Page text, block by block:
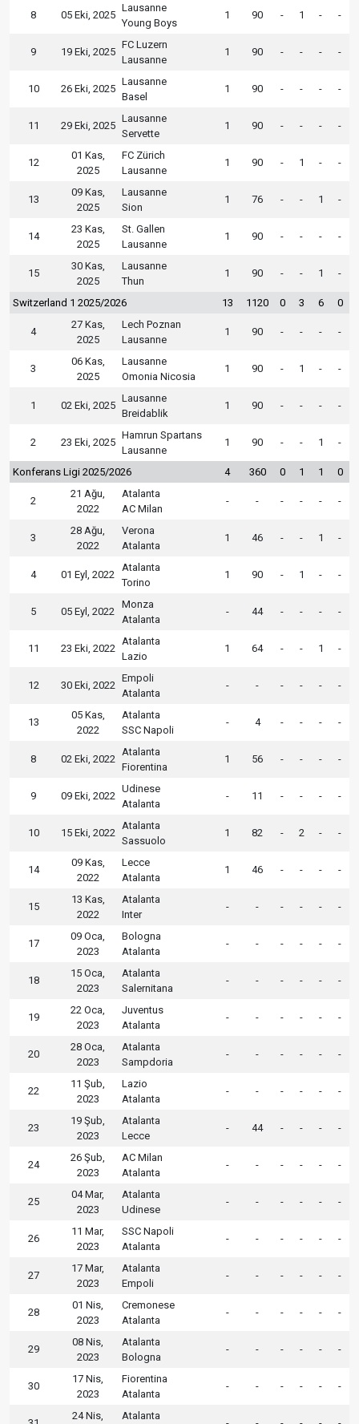
8 05 Eki, 2025
Lausanne
Young Boys
1 90 - 1 - -
9 19 Eki, 2025
FC Luzern
Lausanne
1 90 - - - -
10 26 Eki, 2025
Lausanne
Basel
1 90 - - - -
11 29 Eki, 2025
Lausanne
Servette
1 90 - - - -
12
01 Kas,
2025
FC Zürich
Lausanne
1 90 - 1 - -
13
09 Kas,
2025
Lausanne
Sion
1 76 - - 1 -
14
23 Kas,
2025
St. Gallen
Lausanne
1 90 - - - -
15
30 Kas,
2025
Lausanne
Thun
1 90 - - 1 -
Switzerland 1 2025/2026 13 1120 0 3 6 0
4
27 Kas,
2025
Lech Poznan
Lausanne
1 90 - - - -
3
06 Kas,
2025
Lausanne
Omonia Nicosia
1 90 - 1 - -
1 02 Eki, 2025
Lausanne
Breidablik
1 90 - - - -
2 23 Eki, 2025
Hamrun Spartans
Lausanne
1 90 - - 1 -
Konferans Ligi 2025/2026 4 360 0 1 1 0
2
21 Ağu,
2022
Atalanta
AC Milan
- - - - - -
3
28 Ağu,
2022
Verona
Atalanta
1 46 - - 1 -
4 01 Eyl, 2022
Atalanta
Torino
1 90 - 1 - -
5 05 Eyl, 2022
Monza
Atalanta
- 44 - - - -
11 23 Eki, 2022
Atalanta
Lazio
1 64 - - 1 -
12 30 Eki, 2022
Empoli
Atalanta
- - - - - -
13
05 Kas,
2022
Atalanta
SSC Napoli
- 4 - - - -
8 02 Eki, 2022
Atalanta
Fiorentina
1 56 - - - -
9 09 Eki, 2022
Udinese
Atalanta
- 11 - - - -
10 15 Eki, 2022
Atalanta
Sassuolo
1 82 - 2 - -
14
09 Kas,
2022
Lecce
Atalanta
1 46 - - - -
15
13 Kas,
2022
Atalanta
Inter
- - - - - -
17
09 Oca,
2023
Bologna
Atalanta
- - - - - -
18
15 Oca,
2023
Atalanta
Salernitana
- - - - - -
19
22 Oca,
2023
Juventus
Atalanta
- - - - - -
20
28 Oca,
2023
Atalanta
Sampdoria
- - - - - -
22
11 Şub,
2023
Lazio
Atalanta
- - - - - -
23
19 Şub,
2023
Atalanta
Lecce
- 44 - - - -
24
26 Şub,
2023
AC Milan
Atalanta
- - - - - -
25
04 Mar,
2023
Atalanta
Udinese
- - - - - -
26
11 Mar,
2023
SSC Napoli
Atalanta
- - - - - -
27
17 Mar,
2023
Atalanta
Empoli
- - - - - -
28
01 Nis,
2023
Cremonese
Atalanta
- - - - - -
29
08 Nis,
2023
Atalanta
Bologna
- - - - - -
30
17 Nis,
2023
Fiorentina
Atalanta
- - - - - -
24 Nis, Atalanta